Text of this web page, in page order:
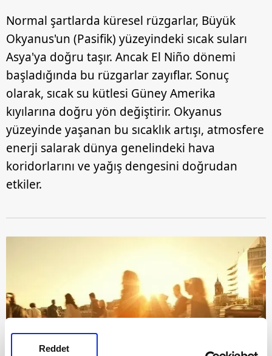
Reddet
Normal şartlarda küresel rüzgarlar, Büyük
Okyanus'un (Pasifik) yüzeyindeki sıcak suları
Asya'ya doğru taşır. Ancak El Niño dönemi
başladığında bu rüzgarlar zayıflar. Sonuç
olarak, sıcak su kütlesi Güney Amerika
kıyılarına doğru yön değiştirir. Okyanus
yüzeyinde yaşanan bu sıcaklık artışı, atmosfere
enerji salarak dünya genelindeki hava
koridorlarını ve yağış dengesini doğrudan
etkiler.